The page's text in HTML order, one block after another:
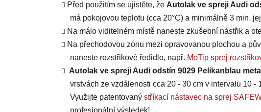
Před použitím se ujistěte, že Autolak ve spreji Audi
má pokojovou teplotu (cca 20°C) a minimálně 3 min.
Na málo viditelném místě naneste zkušební nástřik a
Na přechodovou zónu mezi opravovanou plochou a
naneste rozstřikové ředidlo, např. MoTip sprej
Autolak ve spreji Audi odstín 9029 Pelikanblau
vrstvách ze vzdálenosti cca 20 - 30 cm v intervalu 10 -
Využijte patentovaný stříkací nástavec na sprej